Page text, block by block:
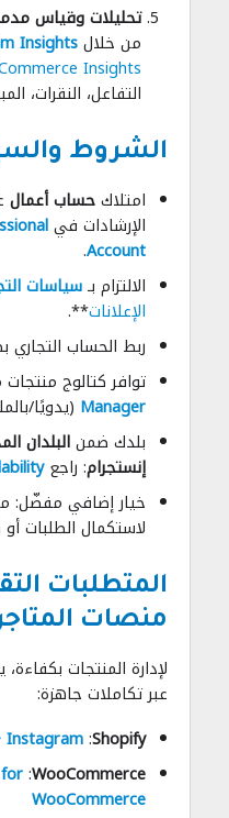
تحليلات وقياس
من خلالInsights
Insights
التفاعل، النقرات،
الشروط
امتلاكحساب أعمال
الإرشادات في
Account
.
الالتزام بـسياسات
الإعلانات**.
ربط الحساب
توافر كتالوج
Manager (يدويًا/
بلدك ضمنالبلدان
إنستجرام: راجع
خيار إضافي مفضّل:
لاستكمال الطلبات
المتطلبات
منصات
لإدارة المنتجات
عبر تكاملات جاهزة:
Shopify
:
Instagram
WooCommerce
:
WooCommerce